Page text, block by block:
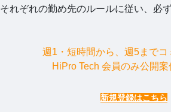
それぞれの勤め先のルールに従い、必
週1・短時間から、週5までコ
HiPro Tech 会員のみ公開案
新規登録はこちら